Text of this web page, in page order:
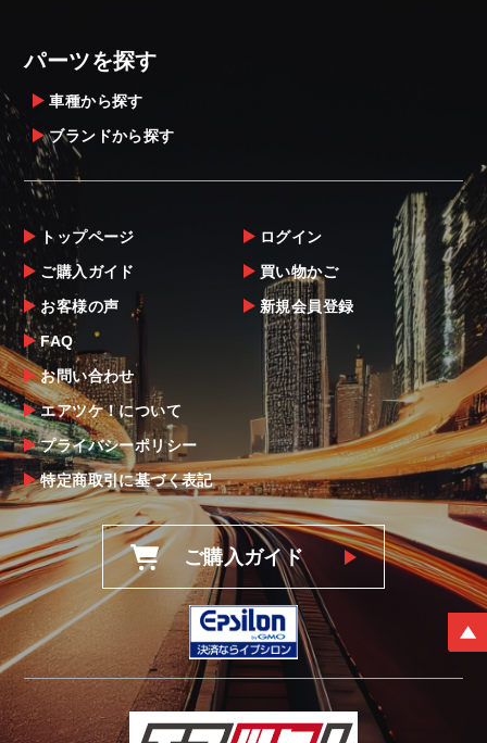
パーツを探す
車種から探す
ブランドから探す
トップページ
ご購入ガイド
お客様の声
FAQ
お問い合わせ
エアツケ！について
プライバシーポリシー
特定商取引に基づく表記
ログイン
買い物かご
新規会員登録
ご購入ガイド